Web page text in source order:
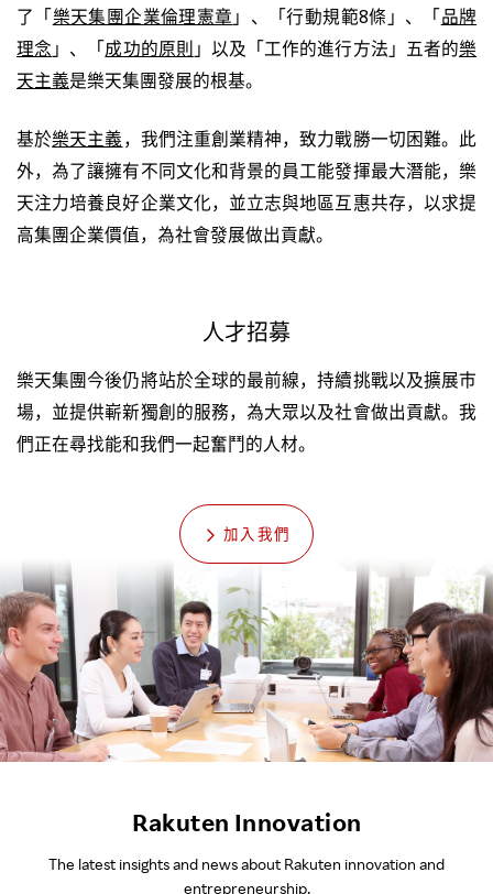
了「樂天集團企業倫理憲章 」、「行動規範8條」、「品牌
理念 」、「成功的原則 」以及「工作的進行方法」五者的樂
天主義是樂天集團發展的根基。
基於樂天主義，我們注重創業精神，致力戰勝一切困難。此
外，為了讓擁有不同文化和背景的員工能發揮最大潛能，樂
天注力培養良好企業文化，並立志與地區互惠共存，以求提
高集團企業價值，為社會發展做出貢獻。
人才招募
樂天集團今後仍將站於全球的最前線，持續挑戰以及擴展市
場，並提供嶄新獨創的服務，為大眾以及社會做出貢獻。我
們正在尋找能和我們一起奮鬥的人材。
加入我們
Rakuten Innovation
The latest insights and news about Rakuten innovation and
entrepreneurship.